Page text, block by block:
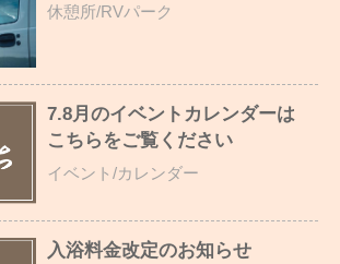
休憩所/RVパーク
7.8月のイベントカレンダーは
こちらをご覧ください
イベント/カレンダー
入浴料金改定のお知らせ